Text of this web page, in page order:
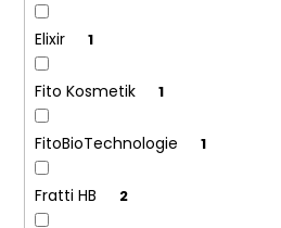
Elixir 1
Fito Kosmetik 1
FitoBioTechnologie 1
Fratti HB 2